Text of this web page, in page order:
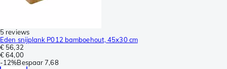
5 reviews
Eden snijplank P012 bamboehout, 45x30 cm
€ 56,32
€ 64,00
-12%Bespaar 7,68